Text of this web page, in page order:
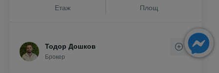
Етаж
Площ
Тодор Дошков
Брокер